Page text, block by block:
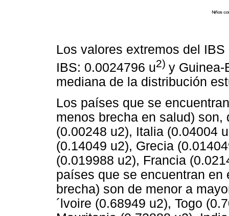
Los valores extremos del
IBS: 0.0024796 u2) y Guinea-
mediana de la distribución
Los países que se
menos brecha en salud)
(0.00248 u2), Italia (0.04004
(0.14049 u2), Grecia
(0.019988 u2), Francia
países que se encuentran
brecha) son de menor a
´lvoire (0.68949 u2), Togo